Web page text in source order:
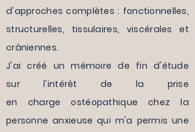
d'approches complètes : fonctionnelles,
structurelles, tissulaires, viscérales et
crâniennes.
J'ai créé un mémoire de fin d'étude
surl'intérêt de la prise
en charge ostéopathique chez la
personne anxieuse qui m'a permis une